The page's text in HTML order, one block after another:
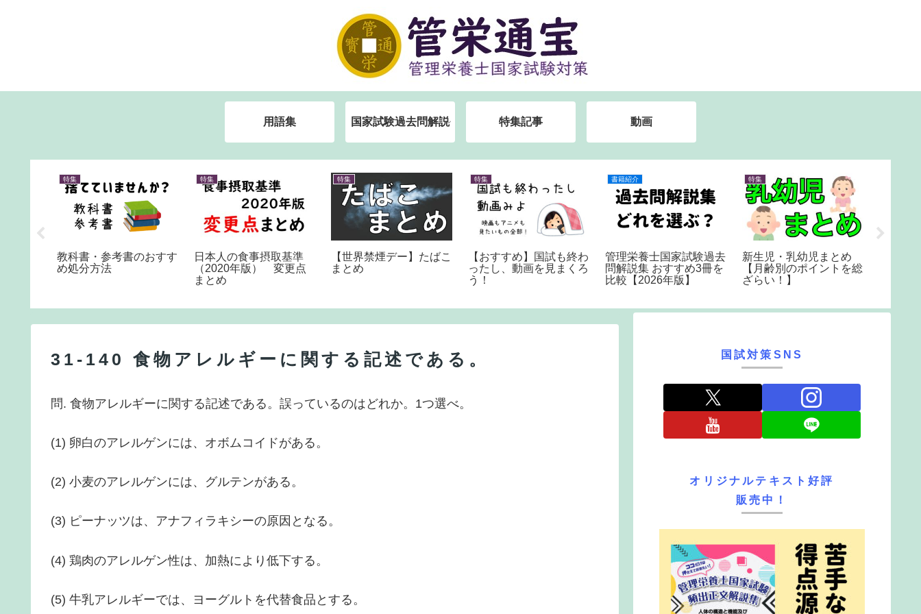
用語集 国家試験過去問解説 特集記事 動画
特集
教科書・参考書のおすす
め処分方法
特集
日本人の食事摂取基準
（2020年版） 変更点
まとめ
特集
【世界禁煙デー】たばこ
まとめ
特集
【おすすめ】国試も終わ
ったし、動画を見まくろ
う！
書籍紹介
管理栄養士国家試験過去
問解説集 おすすめ3冊を
比較【2026年版】
特集
新生児・乳幼児まとめ
【月齢別のポイントを総
ざらい！】
31-140 食物アレルギーに関する記述である。
問. 食物アレルギーに関する記述である。誤っているのはどれか。1つ選べ。
(1) 卵白のアレルゲンには、オボムコイドがある。
(2) 小麦のアレルゲンには、グルテンがある。
(3) ピーナッツは、アナフィラキシーの原因となる。
(4) 鶏肉のアレルゲン性は、加熱により低下する。
(5) 牛乳アレルギーでは、ヨーグルトを代替食品とする。
国試対策SNS
オリジナルテキスト好評
販売中！